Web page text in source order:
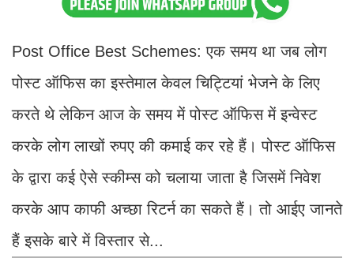
Post Office Best Schemes: एक समय था जब लोग
पोस्ट ऑफिस का इस्तेमाल केवल चिट्टियां भेजने के लिए
करते थे लेकिन आज के समय में पोस्ट ऑफिस में इन्वेस्ट
करके लोग लाखों रुपए की कमाई कर रहे हैं। पोस्ट ऑफिस
के द्वारा कई ऐसे स्कीम्स को चलाया जाता है जिसमें निवेश
करके आप काफी अच्छा रिटर्न का सकते हैं। तो आईए जानते
हैं इसके बारे में विस्तार से...